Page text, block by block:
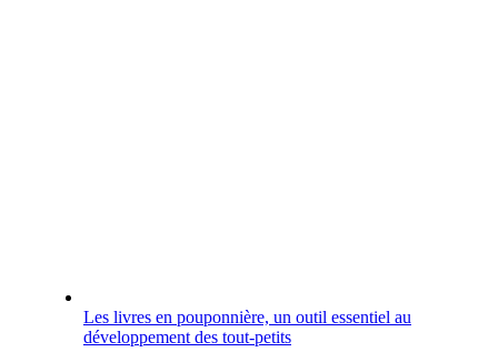
Les livres en pouponnière, un outil essentiel au
développement des tout-petits